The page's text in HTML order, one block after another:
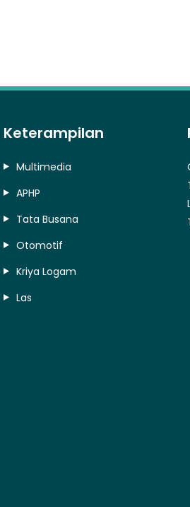
Keterampilan
Multimedia
APHP
Tata Busana
Otomotif
Kriya Logam
Las